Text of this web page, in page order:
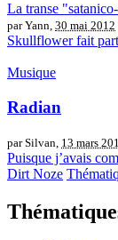
La transe
par Yann, 30 mai 2012
Skullflower fait
Musique
Radian
par Silvan, 13 mars
Puisque j’avais
Dirt Noze